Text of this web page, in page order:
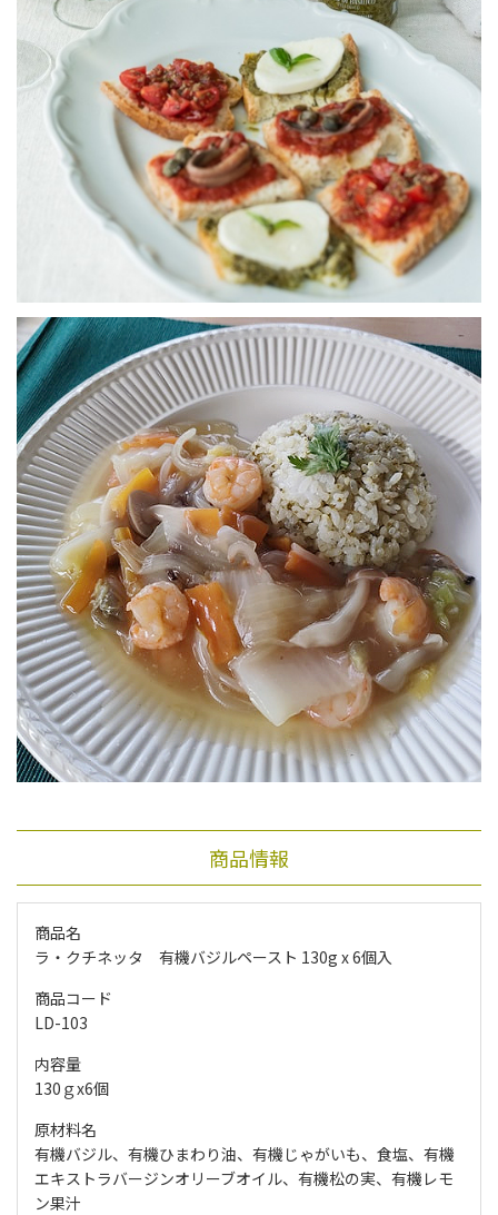
商品情報
商品名
ラ・クチネッタ 有機バジルペースト 130g x 6個入
商品コード
LD-103
内容量
130ｇx6個
原材料名
有機バジル、有機ひまわり油、有機じゃがいも、食塩、有機
エキストラバージンオリーブオイル、有機松の実、有機レモ
ン果汁